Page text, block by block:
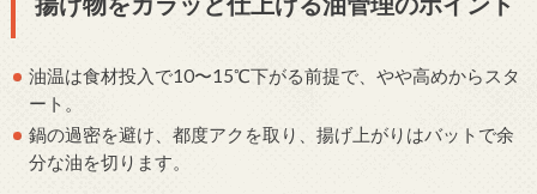
油温は食材投入で10〜15℃下がる前提で、やや高めからスタ
ート。
鍋の過密を避け、都度アクを取り、揚げ上がりはバットで余
分な油を切ります。